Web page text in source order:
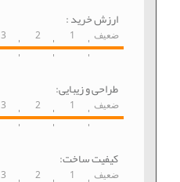
ارزش خرید :
ضعیف 1
2
3
طراحی و زیبایی:
ضعیف 1
2
3
کیفیت ساخت:
ضعیف 1
2
3